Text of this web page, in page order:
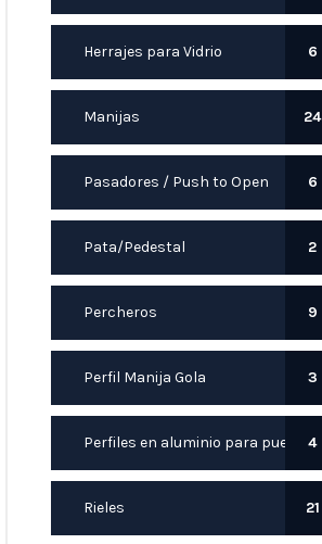
Herrajes para Vidrio 6
Manijas 24
Pasadores / Push to Open 6
Pata/Pedestal 2
Percheros 9
Perfil Manija Gola 3
Perfiles en aluminio para puerta4
Rieles 21